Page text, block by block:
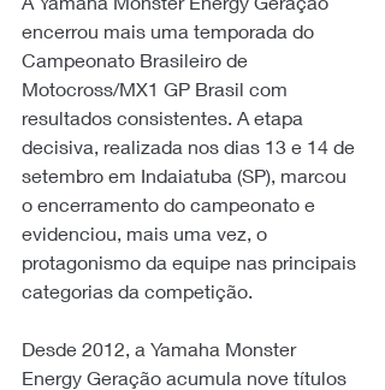
encerrou mais uma temporada do
Campeonato Brasileiro de
Motocross/MX1 GP Brasil com
resultados consistentes. A etapa
decisiva, realizada nos dias 13 e 14 de
setembro em Indaiatuba (SP), marcou
o encerramento do campeonato e
evidenciou, mais uma vez, o
protagonismo da equipe nas principais
categorias da competição.
Desde 2012, a Yamaha Monster
Energy Geração acumula nove títulos